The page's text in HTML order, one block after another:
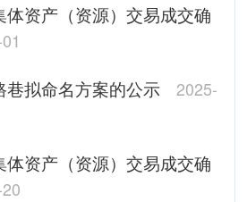
资产（资源）交易成交确
巷拟命名方案的公示
2025-
资产（资源）交易成交确